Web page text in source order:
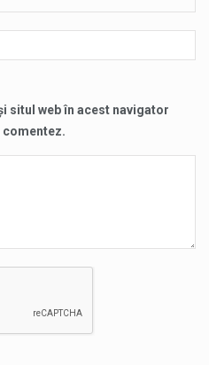
situl web în acest navigator
comentez.